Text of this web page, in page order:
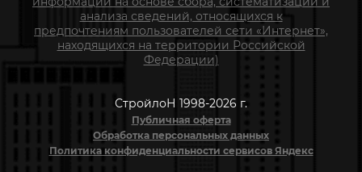
анализа сведений, относящихся к
предпочтениям пользователей сети «Интернет»,
находящихся на территории Российской
Федерации)
СтройлоН 1998-2026 г.
Публичная оферта
Обработка персональных данных
Политика конфиденциальности сервисов Яндекс